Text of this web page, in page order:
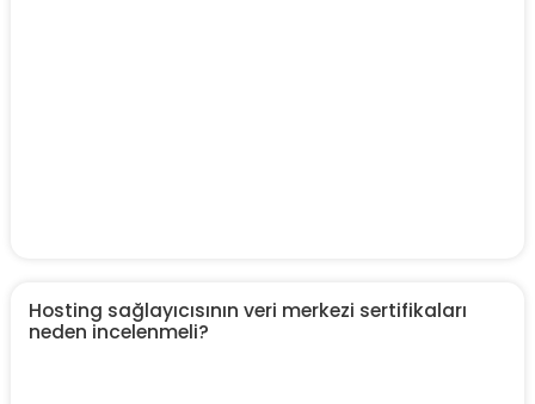
Hosting sağlayıcısının veri merkezi sertifikaları
neden incelenmeli?